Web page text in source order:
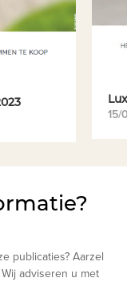
15/
publicaties? Aarzel
adviseren u met